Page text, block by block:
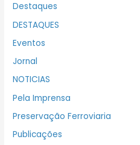
Destaques
DESTAQUES
Eventos
Jornal
NOTICIAS
Pela Imprensa
Preservação Ferroviaria
Publicações